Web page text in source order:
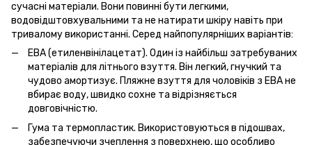
сучасні матеріали. Вони повинні бути легкими,
водовідштовхувальними та не натирати шкіру навіть при
тривалому використанні. Серед найпопулярніших варіантів:
ЕВА (етиленвінілацетат). Один із найбільш затребуваних
матеріалів для літнього взуття. Він легкий, гнучкий та
чудово амортизує. Пляжне взуття для чоловіків з ЕВА не
вбирає воду, швидко сохне та відрізняється
довговічністю.
Гума та термопластик. Використовуються в підошвах,
забезпечуючи зчеплення з поверхнею, що особливо